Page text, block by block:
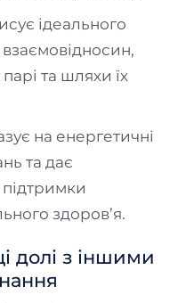
ідеального
та шляхи їх
на енергетичні
та дає
здоров’я.
долі з іншими